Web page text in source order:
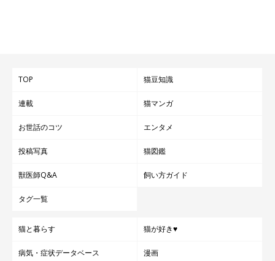
TOP 猫豆知識
連載 猫マンガ
お世話のコツ エンタメ
投稿写真 猫図鑑
獣医師Q&A 飼い方ガイド
タグ一覧
猫と暮らす 猫が好き♥
病気・症状データベース 漫画